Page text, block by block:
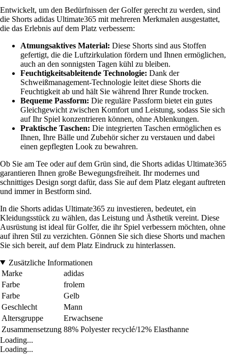
Entwickelt, um den Bedürfnissen der Golfer gerecht zu werden, sind
die Shorts adidas Ultimate365 mit mehreren Merkmalen ausgestattet,
die das Erlebnis auf dem Platz verbessern:
Atmungsaktives Material: Diese Shorts sind aus Stoffen
gefertigt, die die Luftzirkulation fördern und Ihnen ermöglichen,
auch an den sonnigsten Tagen kühl zu bleiben.
Feuchtigkeitsableitende Technologie: Dank der
Schweißmanagement-Technologie leitet diese Shorts die
Feuchtigkeit ab und hält Sie während Ihrer Runde trocken.
Bequeme Passform: Die reguläre Passform bietet ein gutes
Gleichgewicht zwischen Komfort und Leistung, sodass Sie sich
auf Ihr Spiel konzentrieren können, ohne Ablenkungen.
Praktische Taschen: Die integrierten Taschen ermöglichen es
Ihnen, Ihre Bälle und Zubehör sicher zu verstauen und dabei
einen gepflegten Look zu bewahren.
Ob Sie am Tee oder auf dem Grün sind, die Shorts adidas Ultimate365
garantieren Ihnen große Bewegungsfreiheit. Ihr modernes und
schnittiges Design sorgt dafür, dass Sie auf dem Platz elegant auftreten
und immer in Bestform sind.
In die Shorts adidas Ultimate365 zu investieren, bedeutet, ein
Kleidungsstück zu wählen, das Leistung und Ästhetik vereint. Diese
Ausrüstung ist ideal für Golfer, die ihr Spiel verbessern möchten, ohne
auf ihren Stil zu verzichten. Gönnen Sie sich diese Shorts und machen
Sie sich bereit, auf dem Platz Eindruck zu hinterlassen.
Zusätzliche Informationen
Marke
adidas
Farbe
frolem
Farbe
Gelb
Geschlecht
Mann
Altersgruppe
Erwachsene
Zusammensetzung 88% Polyester recyclé/12% Elasthanne
Loading...
Loading...